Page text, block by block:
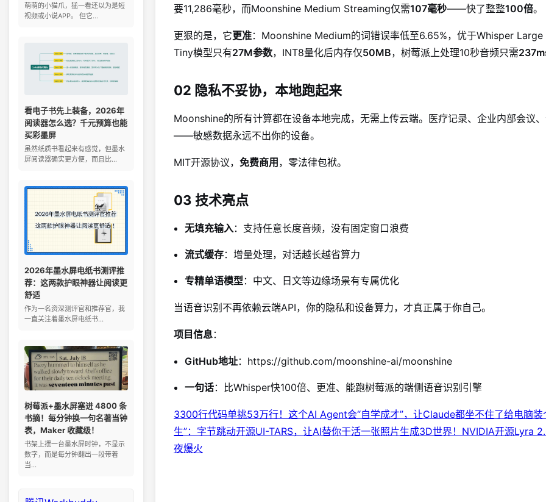
萌萌的小猫爪，猛一看还以为是短
视频或小说APP。 但它...
看电子书先上装备，2026年
阅读器怎么选？千元预算也能
买彩墨屏
虽然纸质书看起来有感觉，但墨水
屏阅读器确实更方便，而且比...
2026年墨水屏电纸书测评推
荐：这两款护眼神器让阅读更
舒适
作为一名资深测评官和推荐官，我
一直关注着墨水屏电纸书...
树莓派+墨水屏塞进 4800 条
书摘！每分钟换一句名著当钟
表，Maker 收藏级！
书架上摆一台墨水屏时钟，不显示
数字，而是每分钟翻出一段带着
当...
要11,286毫秒，而Moonshine Medium Streaming仅需107毫秒——快了整整100倍。
更狠的是，它更准：Moonshine Medium的词错误率低至6.65%，优于Whisper Large
Tiny模型只有27M参数，INT8量化后内存仅50MB，树莓派上处理10秒音频只需
02 隐私不妥协，本地跑起来
Moonshine的所有计算都在设备本地完成，无需上传云端。医疗记录、企业内部会议
——敏感数据永远不出你的设备。
MIT开源协议， 免费商用 ，零法律包袱。
03 技术亮点
无填充输入：支持任意长度音频，没有固定窗口浪费
流式缓存：增量处理，对话越长越省算力
专精单语模型：中文、日文等边缘场景有专属优化
当语音识别不再依赖云端API，你的隐私和设备算力，才真正属于你自己。
项目信息：
GitHub地址：https://github.com/moonshine-ai/moonshine
一句话：比Whisper快100倍、更准、能跑树莓派的端侧语音识别引擎
3300行代码单挑53万行！这个AI Agent会“自学成才”，让Claude都坐不住了给电脑装
生”：字节跳动开源UI-TARS，让AI替你干活一张照片生成3D世界！NVIDIA开源Lyra
夜爆火